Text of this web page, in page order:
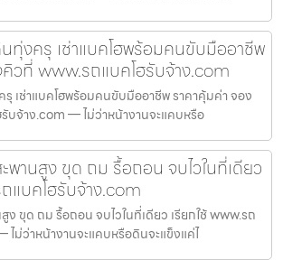
ทุ่งครุ เช่าแบคโฮพร้อมคนขับมืออาชีพ
วที่ www.รถแบคโฮรับจ้าง.com
เช่าแบคโฮพร้อมคนขับมืออาชีพ ราคาคุ้มค่า จอง
บจ้าง.com — ไม่ว่าหน้างานจะแคบหรือ
พานสูง ขุด ถม รื้อถอน จบไวในที่เดียว
แบคโฮรับจ้าง.com
ง ขุด ถม รื้อถอน จบไวในที่เดียว เรียกใช้ www.รถ
ไม่ว่าหน้างานจะแคบหรือดินจะแข็งแค่ไ